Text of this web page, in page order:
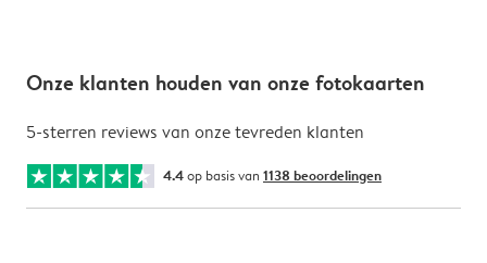
Onze klanten houden van onze fotokaarten
5-sterren reviews van onze tevreden klanten
4.4op basis van 1138 beoordelingen